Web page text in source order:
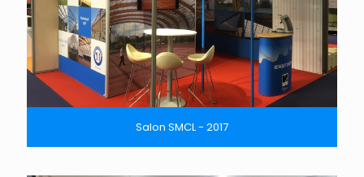
Salon SMCL - 2017